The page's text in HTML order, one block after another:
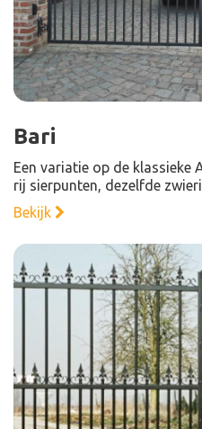
Bari
Een variatie op de klassieke
rij sierpunten, dezelfde
Bekijk